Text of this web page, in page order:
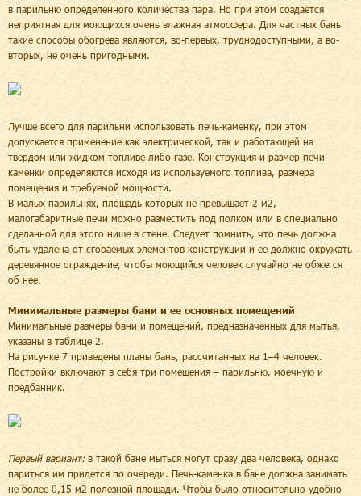
в парильню определенного количества пара. Но при этом создается
неприятная для моющихся очень влажная атмосфера. Для частных бань
такие способы обогрева являются, во-первых, труднодоступными, а во-
вторых, не очень пригодными.
Лучше всего для парильни использовать печь-каменку, при этом
допускается применение как электрической, так и работающей на
твердом или жидком топливе либо газе. Конструкция и размер печи-
каменки определяются исходя из используемого топлива, размера
помещения и требуемой мощности.
В малых парильнях, площадь которых не превышает 2 м2,
малогабаритные печи можно разместить под полком или в специально
сделанной для этого нише в стене. Следует помнить, что печь должна
быть удалена от сгораемых элементов конструкции и ее должно окружать
деревянное ограждение, чтобы моющийся человек случайно не обжегся
об нее.
Минимальные размеры бани и ее основных помещений
Минимальные размеры бани и помещений, предназначенных для мытья,
указаны в таблице 2.
На рисунке 7 приведены планы бань, рассчитанных на 1–4 человек.
Постройки включают в себя три помещения – парильню, моечную и
предбанник.
Первый вариант:в такой бане мыться могут сразу два человека, однако
париться им придется по очереди. Печь-каменка в бане должна занимать
не более 0,15 м2 полезной площади. Чтобы было относительно удобно